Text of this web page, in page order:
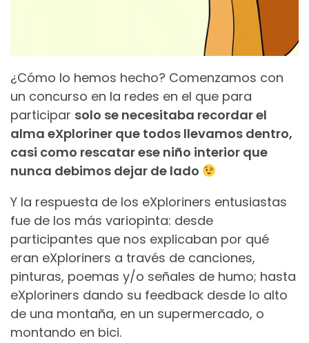
¿Cómo lo hemos hecho? Comenzamos con
un concurso en la redes en el que para
participar solo se necesitaba recordar el
alma eXploriner que todos llevamos dentro,
casi como rescatar ese niño interior que
nunca debimos dejar de lado
Y la respuesta de los eXploriners entusiastas
fue de los más variopinta: desde
participantes que nos explicaban por qué
eran eXploriners a través de canciones,
pinturas, poemas y/o señales de humo; hasta
eXploriners dando su feedback desde lo alto
de una montaña, en un supermercado, o
montando en bici.